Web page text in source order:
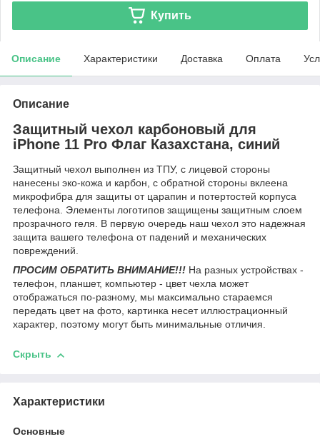
Купить
Описание Характеристики Доставка Оплата
Описание
Защитный чехол карбоновый для
iPhone 11 Pro Флаг Казахстана, синий
Защитный чехол выполнен из ТПУ, с лицевой стороны
нанесены эко-кожа и карбон, с обратной стороны вклеена
микрофибра для защиты от царапин и потертостей корпуса
телефона. Элементы логотипов защищены защитным слоем
прозрачного геля. В первую очередь наш чехол это надежная
защита вашего телефона от падений и механических
повреждений.
ПРОСИМ ОБРАТИТЬ ВНИМАНИЕ!!! На разных устройствах -
телефон, планшет, компьютер - цвет чехла может
отображаться по-разному, мы максимально стараемся
передать цвет на фото, картинка несет иллюстрационный
характер, поэтому могут быть минимальные отличия.
Скрыть
Характеристики
Основные